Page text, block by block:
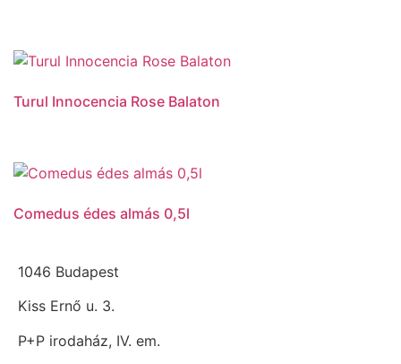
Turul Innocencia Rose Balaton
Comedus édes almás 0,5l
1046 Budapest
Kiss Ernő u. 3.
P+P irodaház, IV. em.